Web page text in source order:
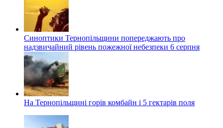
Синоптики Тернопільщини попереджають про
надзвичайний рівень пожежної небезпеки 6 серпня
На Тернопільщині горів комбайн і 5 гектарів поля